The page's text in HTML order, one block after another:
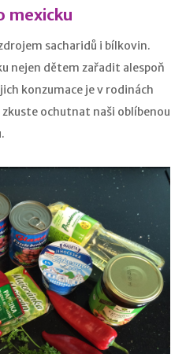
mexicku
sacharidů i bílkovin.
nejen dětem zařadit alespoň
konzumace je v rodinách
ochutnat naši oblíbenou